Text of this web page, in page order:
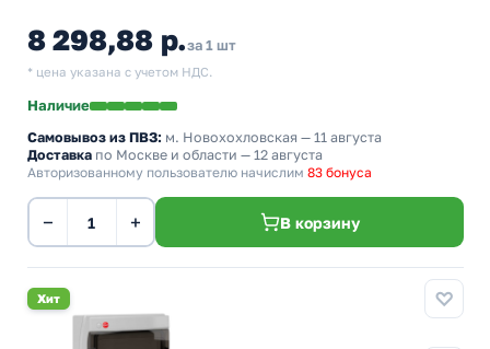
8 298,88 р.за 1 шт
* цена указана с учетом НДС.
Наличие
Самовывоз из ПВЗ: м. Новохохловская — 11 августа
Доставка по Москве и области — 12 августа
Авторизованному пользователю начислим 83 бонуса
− + В корзину
Хит